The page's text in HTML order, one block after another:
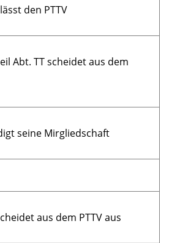
den PTTV
Abt. TT scheidet aus dem
seine Mirgliedschaft
aus dem PTTV aus